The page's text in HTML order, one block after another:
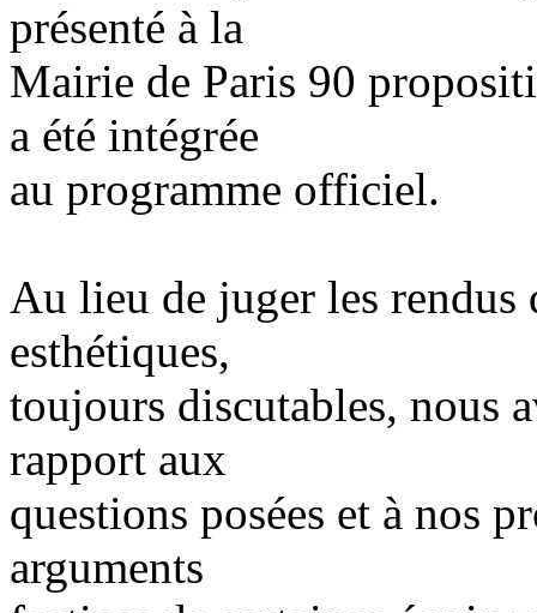
présenté à la
Mairie de Paris 90
a été intégrée
au programme officiel.
Au lieu de juger les rendus
esthétiques,
toujours discutables, nous
rapport aux
questions posées et à nos
arguments